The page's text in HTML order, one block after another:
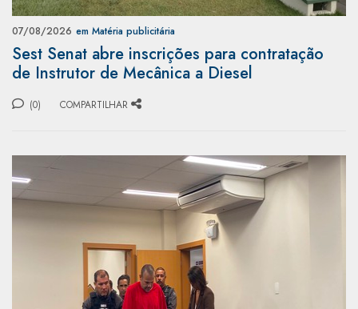
07/08/2026 em Matéria publicitária
Sest Senat abre inscrições para contratação
de Instrutor de Mecânica a Diesel
(0) COMPARTILHAR